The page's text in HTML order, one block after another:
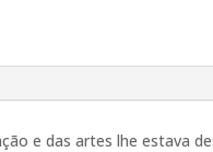
e das artes lhe estava